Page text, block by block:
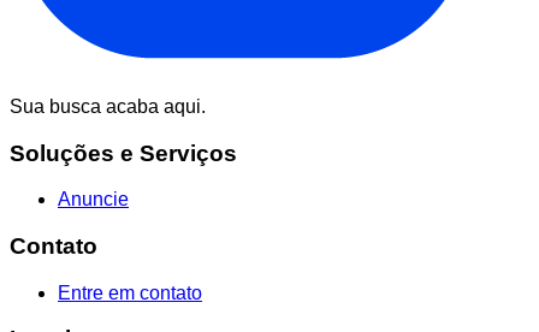
Sua busca acaba aqui.
Soluções e Serviços
Anuncie
Contato
Entre em contato